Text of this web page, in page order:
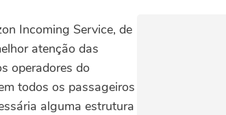
Incoming Service, de
atenção das
operadores do
todos os passageiros
alguma estrutura